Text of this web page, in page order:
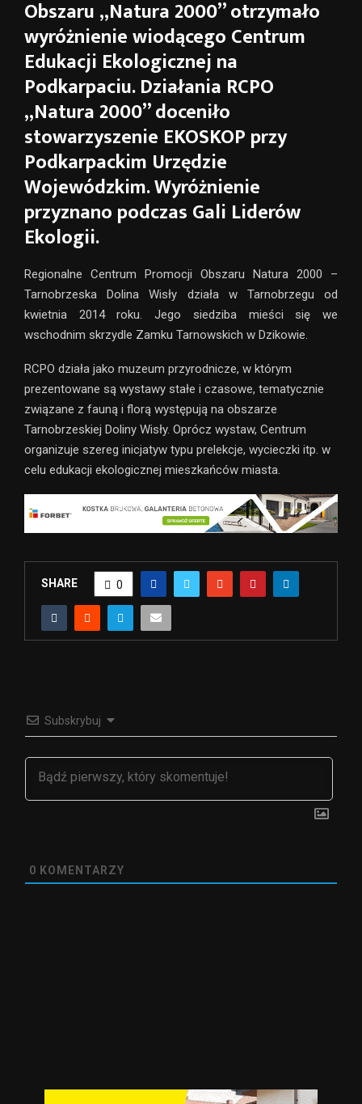
Obszaru „Natura 2000” otrzymało
wyróżnienie wiodącego Centrum
Edukacji Ekologicznej na
Podkarpaciu. Działania RCPO
„Natura 2000” doceniło
stowarzyszenie EKOSKOP przy
Podkarpackim Urzędzie
Wojewódzkim. Wyróżnienie
przyznano podczas Gali Liderów
Ekologii.
Regionalne Centrum Promocji Obszaru Natura 2000 –
Tarnobrzeska Dolina Wisły działa w Tarnobrzegu od
kwietnia 2014 roku. Jego siedziba mieści się we
wschodnim skrzydle Zamku Tarnowskich w Dzikowie.
RCPO działa jako muzeum przyrodnicze, w którym
prezentowane są wystawy stałe i czasowe, tematycznie
związane z fauną i florą występują na obszarze
Tarnobrzeskiej Doliny Wisły. Oprócz wystaw, Centrum
organizuje szereg inicjatyw typu prelekcje, wycieczki itp. w
celu edukacji ekologicznej mieszkańców miasta.
SHARE 0
Subskrybuj
0 KOMENTARZY